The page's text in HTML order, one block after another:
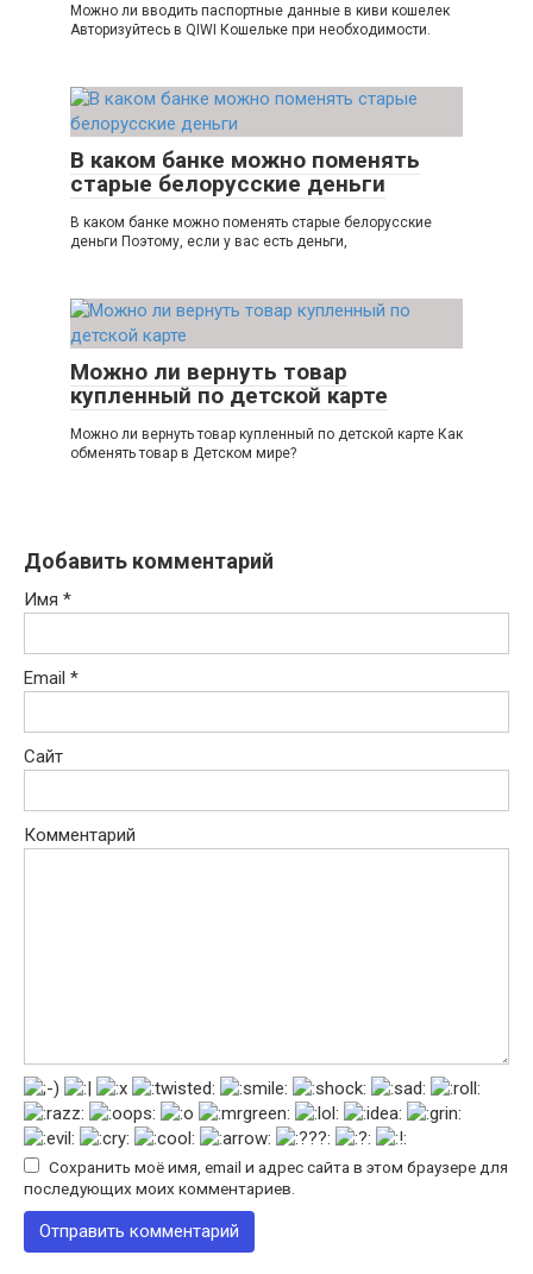
Можно ли вводить паспортные данные в киви кошелек
Авторизуйтесь в QIWI Кошельке при необходимости.
В каком банке можно поменять
старые белорусские деньги
В каком банке можно поменять старые белорусские
деньги Поэтому, если у вас есть деньги,
Можно ли вернуть товар
купленный по детской карте
Можно ли вернуть товар купленный по детской карте Как
обменять товар в Детском мире?
Добавить комментарий
Имя *
Email *
Сайт
Комментарий
Сохранить моё имя, email и адрес сайта в этом браузере для
последующих моих комментариев.